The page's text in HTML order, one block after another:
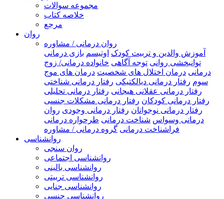
مجموعه سوالات
خلاصه کتاب
مرجع
روان
روان درمانی / مشاوره
آموزش والدین و تربیت کودک اوتیسم بازی درمانی
توانبخشی روانی توجه آگاهی خانواده درمانی/ زوج
درمانی درمان اختلال های شخصیت درمان های موج
سوم رفتار درمانی دیالکتیکی رفتار درمانی شناختی
رفتار درمانی عقلانی هیجانی رفتار درمانی تحلیلی
رفتار درمانی کودکان رفتار درمانی مشکلات جنسی
رفتار درمانی نوجوانان رفتار درمانی وجودی روان
درمانی وسواس شناخت درمانی طرحواره درمانی
فراشناخت درمانی گروه درمانی / مشاوره
روانشناسی
روان سنجی
روانشناسی اجتماعی
روانشناسی بالینی
روانشناسی تربیتی
روانشناسی جنایی
روانشناسی جنسی